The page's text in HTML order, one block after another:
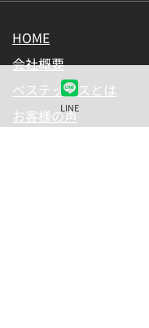
LINE
HOME
会社概要
ベステックスとは
お客様の声